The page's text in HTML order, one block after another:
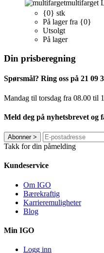
multifarget
{0} stk
På lager fra {0}
Utsolgt
På lager
Din prisberegning
Spørsmål? Ring oss på 21 09
Mandag til torsdag ​​fra 08.00 til
Meld deg på nyhetsbrevet og
Abonner>
Takk for din påmelding
Kundeservice
Om IGO
Bærekraftig
Karrieremuligheter
Blog
Min IGO
Logg inn